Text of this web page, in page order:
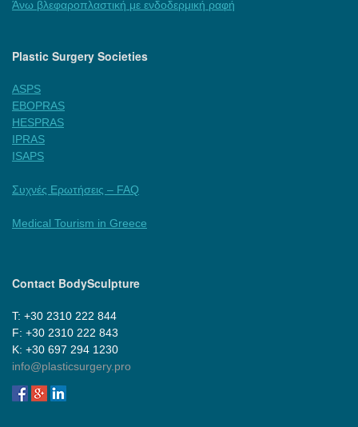
Άνω βλεφαροπλαστική με ενδοδερμική ραφή
Plastic Surgery Societies
ASPS
EBOPRAS
HESPRAS
IPRAS
ISAPS
Συχνές Ερωτήσεις – FAQ
Medical Tourism in Greece
Contact BodySculpture
Τ: +30 2310 222 844
F: +30 2310 222 843
Κ: +30 697 294 1230
info@plasticsurgery.pro